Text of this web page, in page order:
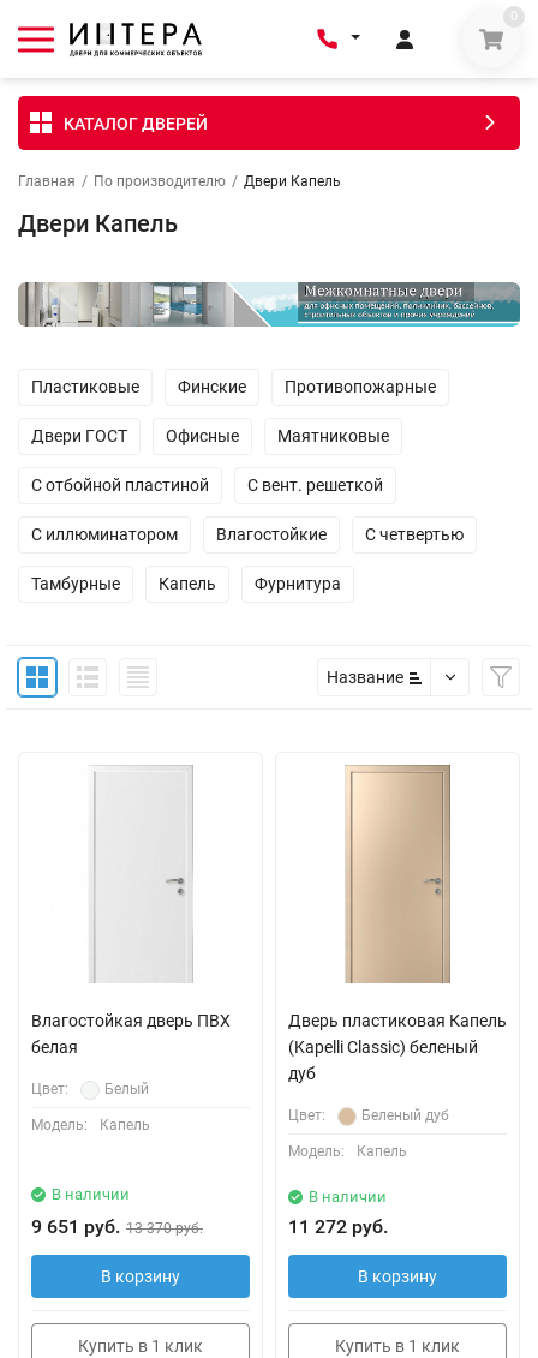
0
КАТАЛОГ ДВЕРЕЙ
Главная / По производителю / Двери Капель
Двери Капель
Пластиковые Финские Противопожарные
Двери ГОСТ Офисные Маятниковые
С отбойной пластиной С вент. решеткой
С иллюминатором Влагостойкие С четвертью
Тамбурные Капель Фурнитура
Название
Влагостойкая дверь ПВХ
белая
Цвет: Белый
Модель: Капель
В наличии
9 651 руб. 13 370 руб.
В корзину
Купить в 1 клик
Дверь пластиковая Капель
(Kapelli Classic) беленый
дуб
Цвет: Беленый дуб
Модель: Капель
В наличии
11 272 руб.
В корзину
Купить в 1 клик